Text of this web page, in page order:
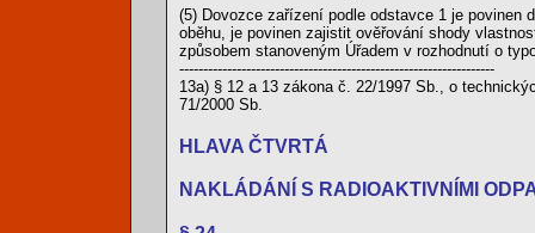
(5) Dovozce zařízení podle odstavce 1 je povinen
oběhu, je povinen zajistit ověřování shody
způsobem stanoveným Úřadem v rozhodnutí o
------------------------------------------------------------------
13a) § 12 a 13 zákona č. 22/1997 Sb., o
71/2000 Sb.
HLAVA ČTVRTÁ
NAKLÁDÁNÍ S RADIOAKTIVNÍMI